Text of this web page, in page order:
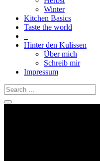
Winter
Kitchen Basics
Taste the world
–
Hinter den Kulissen
Über mich
Schreib mir
Impressum